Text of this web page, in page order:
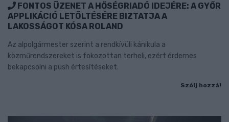
FONTOS ÜZENET A HŐSÉGRIADÓ IDEJÉRE: A GYŐR
APPLIKÁCIÓ LETÖLTÉSÉRE BIZTATJA A
LAKOSSÁGOT KÓSA ROLAND
Az alpolgármester szerint a rendkívüli kánikula a
közműrendszereket is fokozottan terheli, ezért érdemes
bekapcsolni a push értesítéseket.
Szólj hozzá!